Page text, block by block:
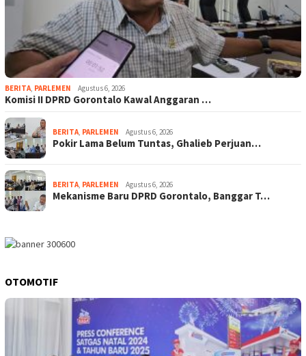
BERITA, PARLEMEN Agustus 6, 2026
Komisi II DPRD Gorontalo Kawal Anggaran …
BERITA, PARLEMEN Agustus 6, 2026
Pokir Lama Belum Tuntas, Ghalieb Perjuan…
BERITA, PARLEMEN Agustus 6, 2026
Mekanisme Baru DPRD Gorontalo, Banggar T…
OTOMOTIF